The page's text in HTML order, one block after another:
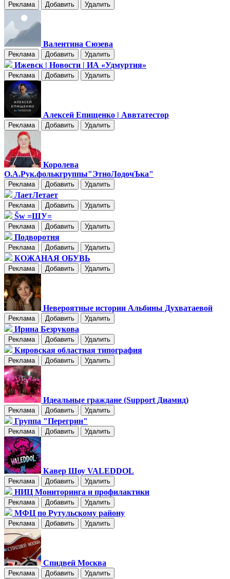
Реклама Добавить Удалить
Валентина Сюзева
Реклама Добавить Удалить
Ижевск | Новости | ИА «Удмуртия»
Реклама Добавить Удалить
Алексей Епищенко | Аввтатестор
Реклама Добавить Удалить
Королева
О.А.Рук.фолькгруппы"ЭтноЛодочЪка"
Реклама Добавить Удалить
ЛаетЛетает
Реклама Добавить Удалить
Šw =ШУ=
Реклама Добавить Удалить
Подворотня
Реклама Добавить Удалить
КОЖАНАЯ ОБУВЬ
Реклама Добавить Удалить
Невероятные истории Альбины Духватаевой
Реклама Добавить Удалить
Ирина Безрукова
Реклама Добавить Удалить
Кировская областная типография
Реклама Добавить Удалить
Идеальные граждане (Support Диамид)
Реклама Добавить Удалить
Группа "Перегрин"
Реклама Добавить Удалить
Кавер Шоу VALEDDOL
Реклама Добавить Удалить
НИЦ Мониторинга и профилактики
Реклама Добавить Удалить
МФЦ по Рутульскому району
Реклама Добавить Удалить
Спидвей Москва
Реклама Добавить Удалить